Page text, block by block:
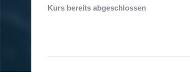
Kurs bereits abgeschlossen